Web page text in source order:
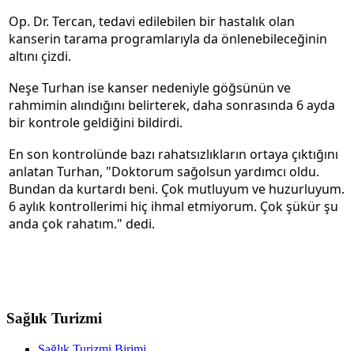
Op. Dr. Tercan, tedavi edilebilen bir hastalık olan
kanserin tarama programlarıyla da önlenebileceğinin
altını çizdi.
Neşe Turhan ise kanser nedeniyle göğsünün ve
rahmimin alındığını belirterek, daha sonrasında 6 ayda
bir kontrole geldiğini bildirdi.
En son kontrolünde bazı rahatsızlıkların ortaya çıktığını
anlatan Turhan, "Doktorum sağolsun yardımcı oldu.
Bundan da kurtardı beni. Çok mutluyum ve huzurluyum.
6 aylık kontrollerimi hiç ihmal etmiyorum. Çok şükür şu
anda çok rahatım." dedi.
Sağlık Turizmi